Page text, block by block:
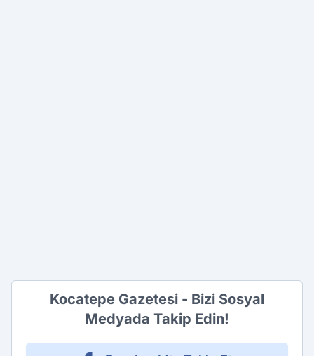
Kocatepe Gazetesi - Bizi Sosyal
Medyada Takip Edin!